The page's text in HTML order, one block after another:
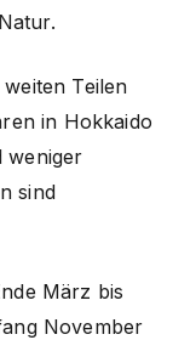
weiten Teilen
in Hokkaido
weniger
sind
März bis
November